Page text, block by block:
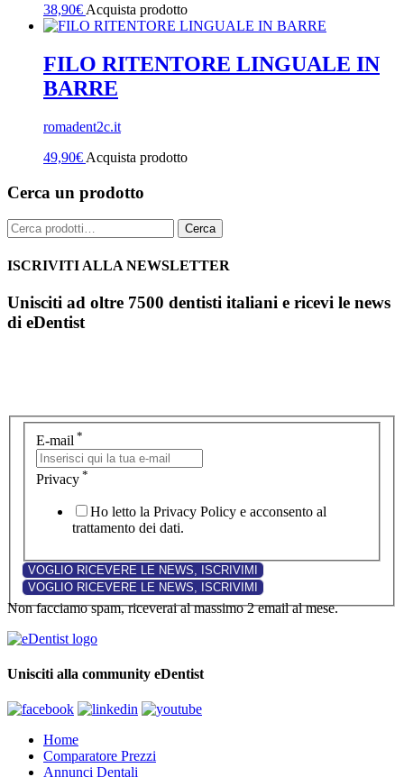
38,90€ Acquista prodotto
FILO RITENTORE LINGUALE IN
BARRE
romadent2c.it
49,90€ Acquista prodotto
Cerca un prodotto
Cerca: Cerca
ISCRIVITI ALLA NEWSLETTER
Unisciti ad oltre 7500 dentisti italiani e ricevi le news
di eDentist
E-mail *
Privacy *
Ho letto la Privacy Policy e acconsento al
trattamento dei dati.
Non facciamo spam, riceverai al massimo 2 email al mese.
Unisciti alla community eDentist
Home
Comparatore Prezzi
Annunci Dentali